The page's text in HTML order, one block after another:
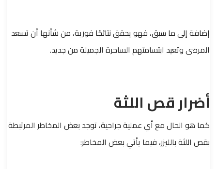
إضافة إلى ما سبق، فهو يحقق نتائجًا فورية، من شأنها أن تسعد
المرضى وتعيد ابتسامتهم الساحرة الجميلة من جديد.
أضرار قص اللثة
كما هو الحال مع أي عملية جراحية، توجد بعض المخاطر المرتبطة
بقص اللثة بالليزر، فيما يأتي بعض المخاطر: